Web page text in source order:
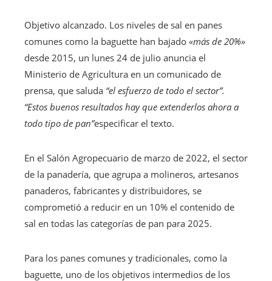
Objetivo alcanzado. Los niveles de sal en panes
comunes como la baguette han bajado «más de 20%»
desde 2015, un lunes 24 de julio anuncia el
Ministerio de Agricultura en un comunicado de
prensa, que saluda “el esfuerzo de todo el sector”.
“Estos buenos resultados hay que extenderlos ahora a
todo tipo de pan”especificar el texto.
En el Salón Agropecuario de marzo de 2022, el sector
de la panadería, que agrupa a molineros, artesanos
panaderos, fabricantes y distribuidores, se
comprometió a reducir en un 10% el contenido de
sal en todas las categorías de pan para 2025.
Para los panes comunes y tradicionales, como la
baguette, uno de los objetivos intermedios de los